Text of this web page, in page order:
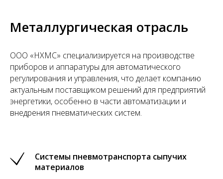
Металлургическая отрасль
ООО «НХМС» специализируется на производстве
приборов и аппаратуры для автоматического
регулирования и управления, что делает компанию
актуальным поставщиком решений для предприятий
энергетики, особенно в части автоматизации и
внедрения пневматических систем.
Системы пневмотранспорта сыпучих
материалов